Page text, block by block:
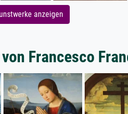
anzeigen
Francesco